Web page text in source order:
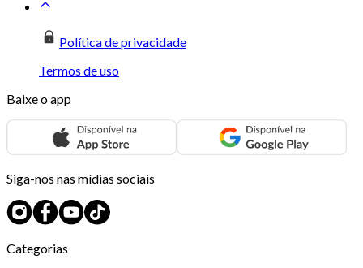
Política de privacidade
Termos de uso
Baixe o app
Siga-nos nas mídias sociais
Categorias